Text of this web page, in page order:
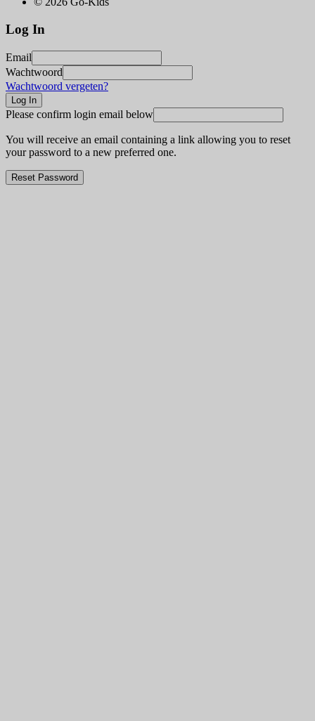
Log In
Email
Wachtwoord
Wachtwoord vergeten?
Please confirm login email below
You will receive an email containing a link allowing you to reset
your password to a new preferred one.